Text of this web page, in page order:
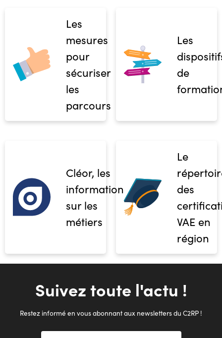
Les
mesures
pour
sécuriser
les
parcours
Les
de
Cléor, les
informations
sur les
métiers
Le
des
VAE en
région
Suivez toute l'actu !
Restez informé en vous abonnant aux newsletters du C2RP !